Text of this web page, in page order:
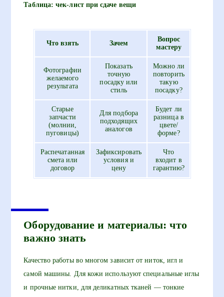
Таблица: чек-лист при сдаче вещи
Что взять Зачем
Вопрос
мастеру
Фотографии
желаемого
результата
Показать
точную
посадку или
стиль
Можно ли
повторить
такую
посадку?
Старые
запчасти
(молнии,
пуговицы)
Для подбора
подходящих
аналогов
Будет ли
разница в
цвете/
форме?
Распечатанная
смета или
договор
Зафиксировать
условия и
цену
Что
входит в
гарантию?
Оборудование и материалы: что
важно знать
Качество работы во многом зависит от ниток, игл и
самой машины. Для кожи используют специальные иглы
и прочные нитки, для деликатных тканей — тонкие